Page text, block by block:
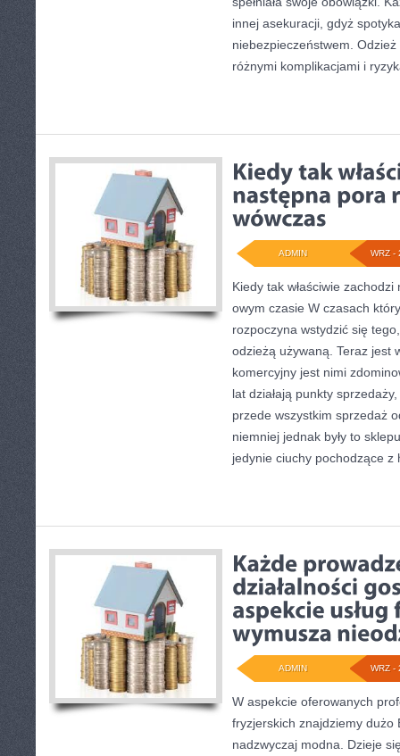
innej asekuracji, gdyż
niebezpieczeństwem.
różnymi komplikacjami i
WRZ -
ADMIN
Kiedy tak właściwie
owym czasie W czasach
rozpoczyna wstydzić się
odzieżą używaną. Teraz jest
komercyjny jest nimi
lat działają punkty
przede wszystkim sprzedaż
niemniej jednak były to
jedynie ciuchy pochodzące z
WRZ -
ADMIN
W aspekcie oferowanych
fryzjerskich znajdziemy dużo
nadzwyczaj modna. Dzieje